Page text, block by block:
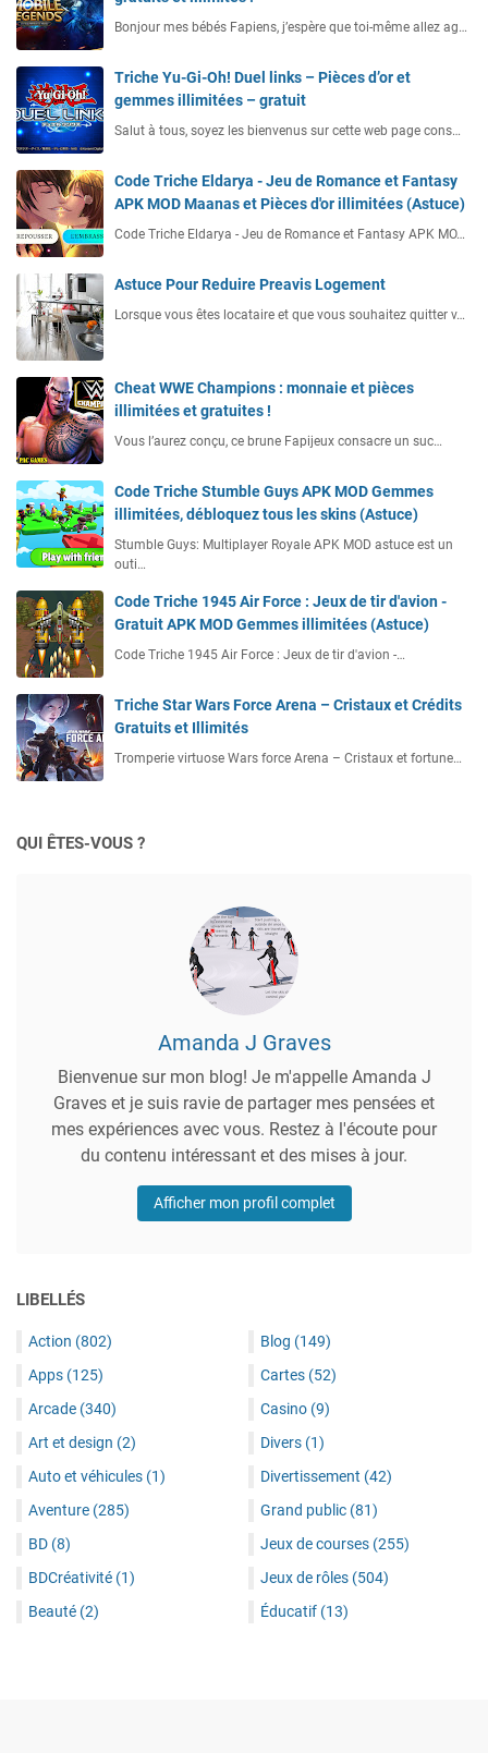
Bonjour mes bébés Fapiens, j’espère que toi-même allez ag…
Triche Yu-Gi-Oh! Duel links – Pièces d’or et
gemmes illimitées – gratuit
Salut à tous, soyez les bienvenus sur cette web page cons…
Code Triche Eldarya - Jeu de Romance et Fantasy
APK MOD Maanas et Pièces d'or illimitées (Astuce)
Code Triche Eldarya - Jeu de Romance et Fantasy APK MO…
Astuce Pour Reduire Preavis Logement
Lorsque vous êtes locataire et que vous souhaitez quitter v…
Cheat WWE Champions : monnaie et pièces
illimitées et gratuites !
Vous l’aurez conçu, ce brune Fapijeux consacre un suc…
Code Triche Stumble Guys APK MOD Gemmes
illimitées, débloquez tous les skins (Astuce)
Stumble Guys: Multiplayer Royale APK MOD astuce est un
outi…
Code Triche 1945 Air Force : Jeux de tir d'avion -
Gratuit APK MOD Gemmes illimitées (Astuce)
Code Triche 1945 Air Force : Jeux de tir d'avion -…
Triche Star Wars Force Arena – Cristaux et Crédits
Gratuits et Illimités
Tromperie virtuose Wars force Arena – Cristaux et fortune…
QUI ÊTES-VOUS ?
Amanda J Graves
Bienvenue sur mon blog! Je m'appelle Amanda J
Graves et je suis ravie de partager mes pensées et
mes expériences avec vous. Restez à l'écoute pour
du contenu intéressant et des mises à jour.
Afficher mon profil complet
LIBELLÉS
Action (802)
Apps (125)
Arcade (340)
Art et design (2)
Auto et véhicules (1)
Aventure (285)
BD (8)
BDCréativité (1)
Beauté (2)
Blog (149)
Cartes (52)
Casino (9)
Divers (1)
Divertissement (42)
Grand public (81)
Jeux de courses (255)
Jeux de rôles (504)
Éducatif (13)